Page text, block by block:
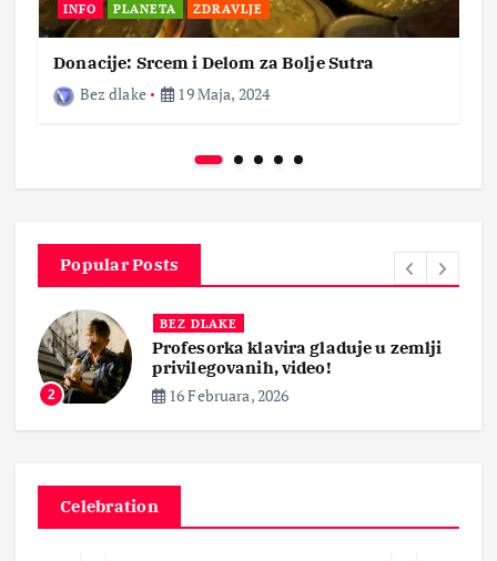
INFO PLANETA ZDRAVLJE
Donacije: Srcem i Delom za Bolje Sutra
Bez dlake
19 Maja, 2024
Popular Posts
2
BEZ DLAKE
Profesorka klavira gladuje u zemlji
privilegovanih, video!
16 Februara, 2026
Celebration